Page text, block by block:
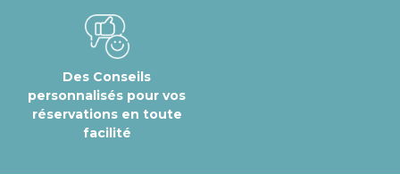
Des Conseils
personnalisés pour vos
réservations en toute
facilité